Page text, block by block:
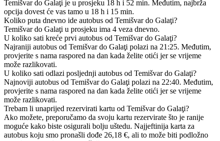
Temišvar do Galaţi je u prosjeku 18 h i 52 min. Međutim, najbrža
opcija dovest će vas tamo u 18 h i 15 min.
Koliko puta dnevno ide autobus od Temišvar do Galaţi?
Temišvar do Galaţi u prosjeku ima 4 veza dnevno.
U koliko sati kreće prvi autobus od Temišvar do Galaţi?
Najraniji autobus od Temišvar do Galaţi polazi na 21:25. Međutim,
provjerite s nama raspored na dan kada želite otići jer se vrijeme
može razlikovati.
U koliko sati odlazi posljednji autobus od Temišvar do Galaţi?
Najnoviji autobus od Temišvar do Galaţi polazi na 22:40. Međutim,
provjerite s nama raspored na dan kada želite otići jer se vrijeme
može razlikovati.
Trebam li unaprijed rezervirati kartu od Temišvar do Galaţi?
Ako možete, preporučamo da svoju kartu rezervirate što je ranije
moguće kako biste osigurali bolju uštedu. Najjeftinija karta za
autobus koju smo pronašli dođe 26,18 €, ali to može biti podložno